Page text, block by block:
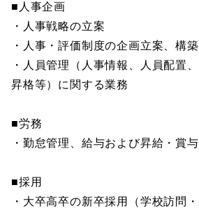
■人事企画
・人事戦略の立案
・人事・評価制度の企画立案、構
・人員管理（人事情報、人員配置
昇格等）に関する業務
■労務
・勤怠管理、給与および昇給・賞
■採用
・大卒高卒の新卒採用（学校訪問・